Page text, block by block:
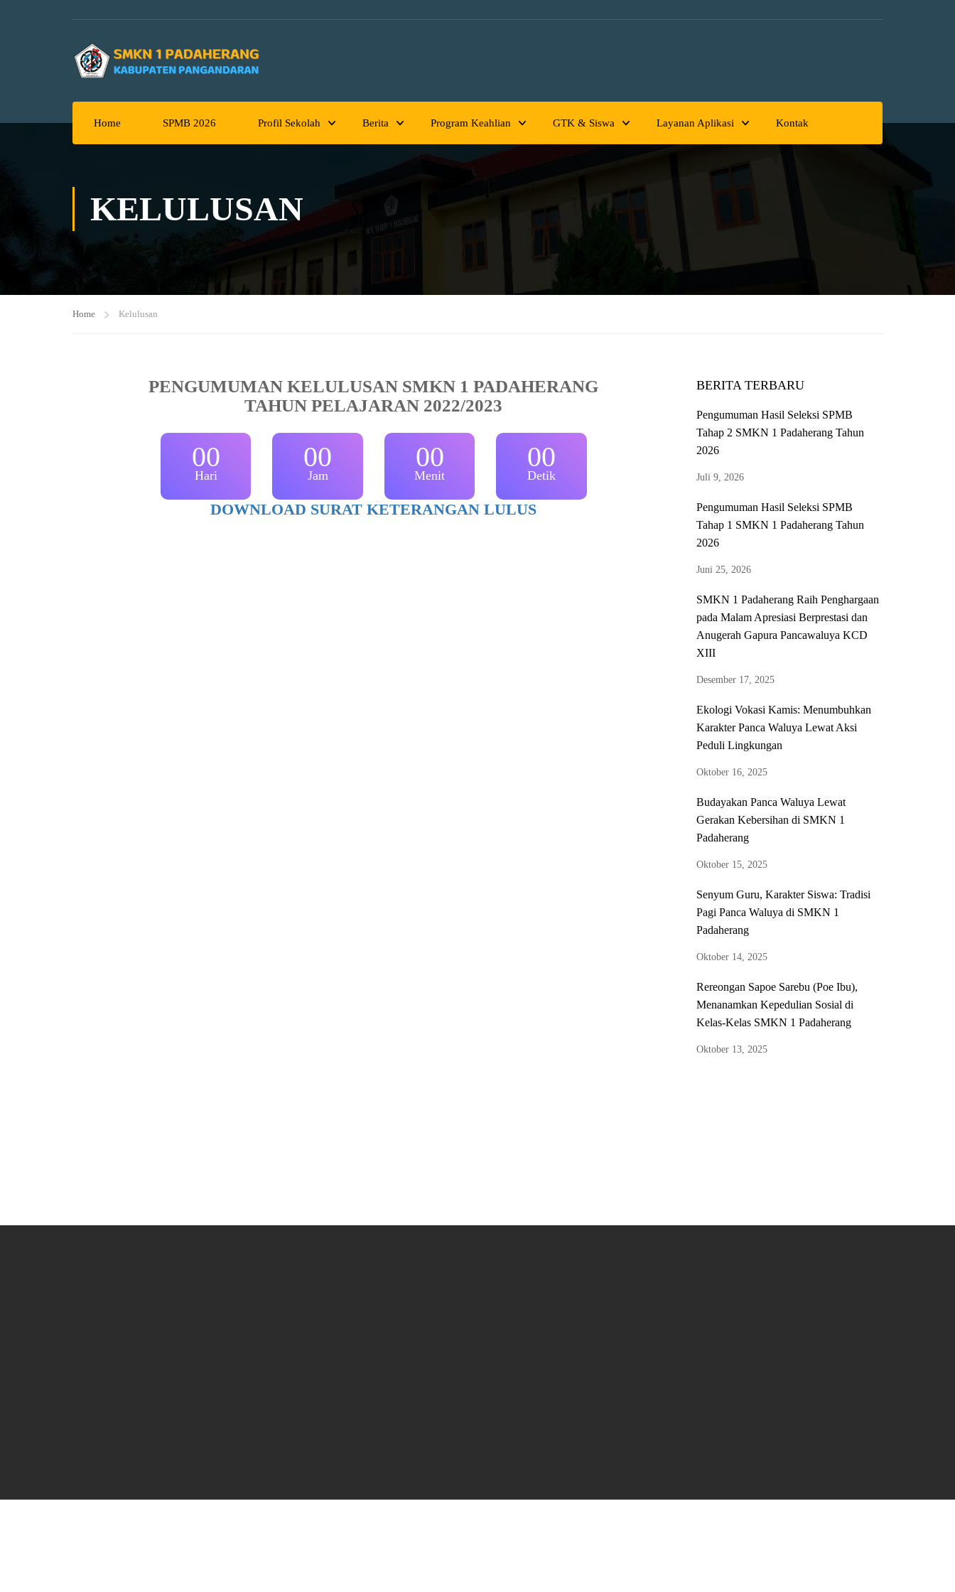
Home SPMB 2026 Profil Sekolah Berita Program Keahlian GTK & Siswa Layanan Aplikasi Kontak
KELULUSAN
Home Kelulusan
PENGUMUMAN KELULUSAN SMKN 1 PADAHERANG
TAHUN PELAJARAN 2022/2023
00
Hari
00
Jam
00
Menit
00
Detik
DOWNLOAD SURAT KETERANGAN LULUS
BERITA TERBARU
Pengumuman Hasil Seleksi SPMB
Tahap 2 SMKN 1 Padaherang Tahun
2026
Juli 9, 2026
Pengumuman Hasil Seleksi SPMB
Tahap 1 SMKN 1 Padaherang Tahun
2026
Juni 25, 2026
SMKN 1 Padaherang Raih Penghargaan
pada Malam Apresiasi Berprestasi dan
Anugerah Gapura Pancawaluya KCD
XIII
Desember 17, 2025
Ekologi Vokasi Kamis: Menumbuhkan
Karakter Panca Waluya Lewat Aksi
Peduli Lingkungan
Oktober 16, 2025
Budayakan Panca Waluya Lewat
Gerakan Kebersihan di SMKN 1
Padaherang
Oktober 15, 2025
Senyum Guru, Karakter Siswa: Tradisi
Pagi Panca Waluya di SMKN 1
Padaherang
Oktober 14, 2025
Rereongan Sapoe Sarebu (Poe Ibu),
Menanamkan Kepedulian Sosial di
Kelas-Kelas SMKN 1 Padaherang
Oktober 13, 2025